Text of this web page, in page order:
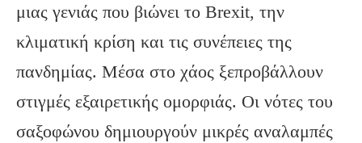
μιας γενιάς που βιώνει το Brexit, την
κλιματική κρίση και τις συνέπειες της
πανδημίας. Μέσα στο χάος ξεπροβάλλουν
στιγμές εξαιρετικής ομορφιάς. Οι νότες του
σαξοφώνου δημιουργούν μικρές αναλαμπές